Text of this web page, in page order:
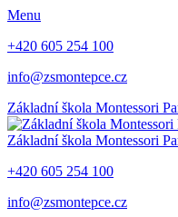
Menu
+420 605 254 100
info@zsmontepce.cz
Základní škola Montessori
Základní škola Montessori
+420 605 254 100
info@zsmontepce.cz